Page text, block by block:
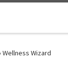
Wellness Wizard